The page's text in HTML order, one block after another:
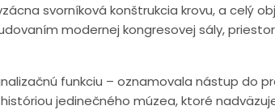
svorníková konštrukcia krovu, a celý
modernej kongresovej sály,
funkciu – oznamovala nástup do
jedinečného múzea, ktoré